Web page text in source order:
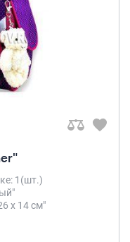
1(шт.)
х 14 см"